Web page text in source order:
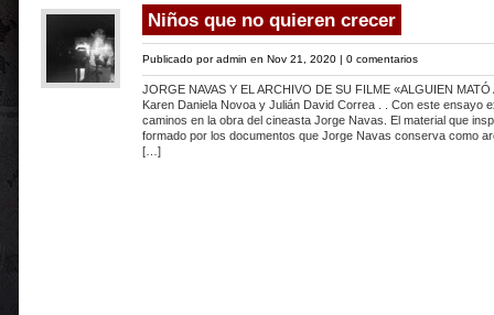
Niños que no quieren crecer
Publicado poradmin en Nov 21, 2020 | 0 comentarios
JORGE NAVAS Y EL ARCHIVO DE SU FILME «ALGUIEN
Karen Daniela Novoa y Julián David Correa . . Con este ensayo
caminos en la obra del cineasta Jorge Navas. El material que
formado por los documentos que Jorge Navas conserva como
[…]